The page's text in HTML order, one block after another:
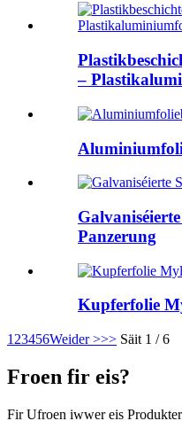
–
Panzerung
Kupferfolie
1 23456Weider >>> Säit 1 / 6
Froen fir eis?
Fir Ufroen iwwer eis